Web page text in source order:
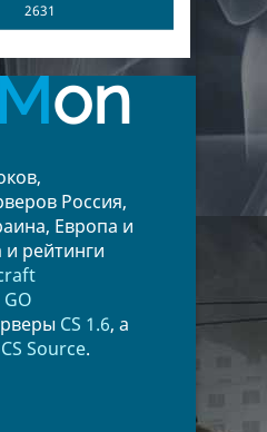
2631
on
Россия,
Европа и
и рейтинги
GO
CS 1.6, а
CS Source.